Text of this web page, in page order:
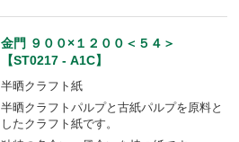
金門 ９００×１２００＜５４＞
【ST0217 - A1C】
半晒クラフト紙
半晒クラフトパルプと古紙パルプを原料と
したクラフト紙です。